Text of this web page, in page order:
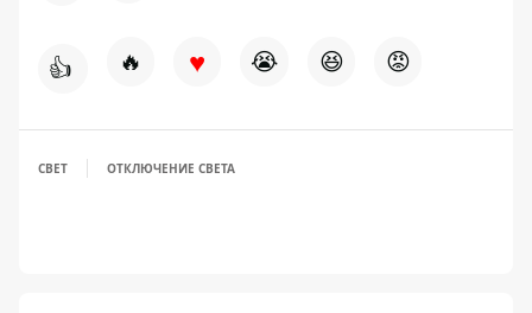
👍 🔥 ♥ 😭 😆 😡
СВЕТ ОТКЛЮЧЕНИЕ СВЕТА